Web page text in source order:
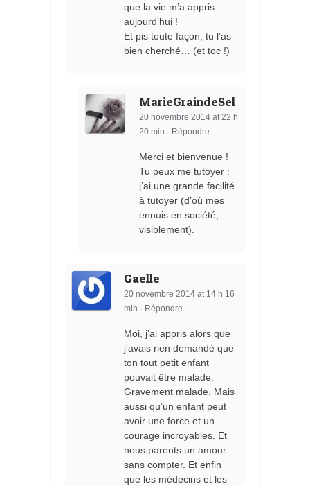
que la vie m’a appris
aujourd’hui !
Et pis toute façon, tu l’as
bien cherché… (et toc !)
MarieGraindeSel
20 novembre 2014 at 22 h
20 min · Répondre
Merci et bienvenue !
Tu peux me tutoyer :
j’ai une grande facilité
à tutoyer (d’où mes
ennuis en société,
visiblement).
Gaelle
20 novembre 2014 at 14 h 16
min · Répondre
Moi, j’ai appris alors que
j’avais rien demandé que
ton tout petit enfant
pouvait être malade.
Gravement malade. Mais
aussi qu’un enfant peut
avoir une force et un
courage incroyables. Et
nous parents un amour
sans compter. Et enfin
que les médecins et les